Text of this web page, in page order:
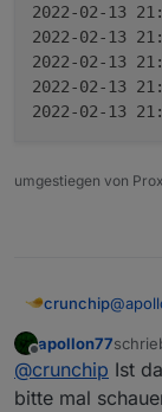
2022-02-13
2022-02-13
2022-02-13
2022-02-13
2022-02-13
umgestiegen von
crunchip@
habe
den
log
apollon77
@crunchip Ist
bitte mal